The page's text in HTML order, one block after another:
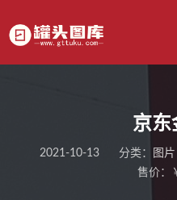
京东
2021-10-13 分类： 图片
售价：